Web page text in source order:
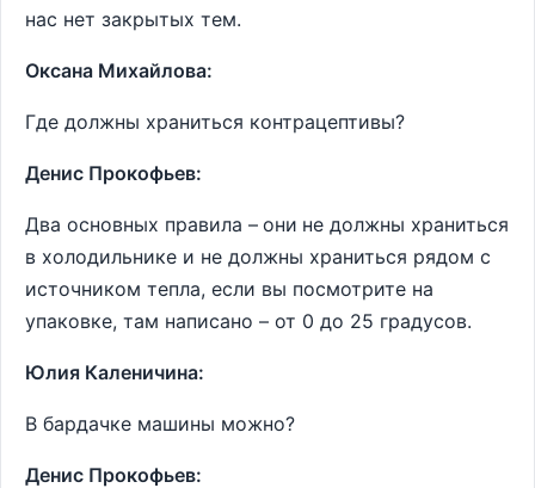
нас нет закрытых тем.
Оксана Михайлова:
Где должны храниться контрацептивы?
Денис Прокофьев:
Два основных правила – они не должны храниться
в холодильнике и не должны храниться рядом с
источником тепла, если вы посмотрите на
упаковке, там написано – от 0 до 25 градусов.
Юлия Каленичина:
В бардачке машины можно?
Денис Прокофьев: